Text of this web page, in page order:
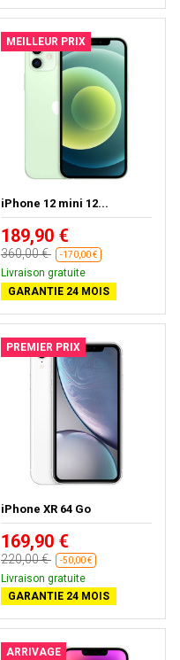
MEILLEUR PRIX
iPhone 12 mini 12...
189,90 €
360,00 € -170,00 €
Livraison gratuite
GARANTIE 24 MOIS
PREMIER PRIX
iPhone XR 64 Go
169,90 €
220,00 € -50,00 €
Livraison gratuite
GARANTIE 24 MOIS
ARRIVAGE